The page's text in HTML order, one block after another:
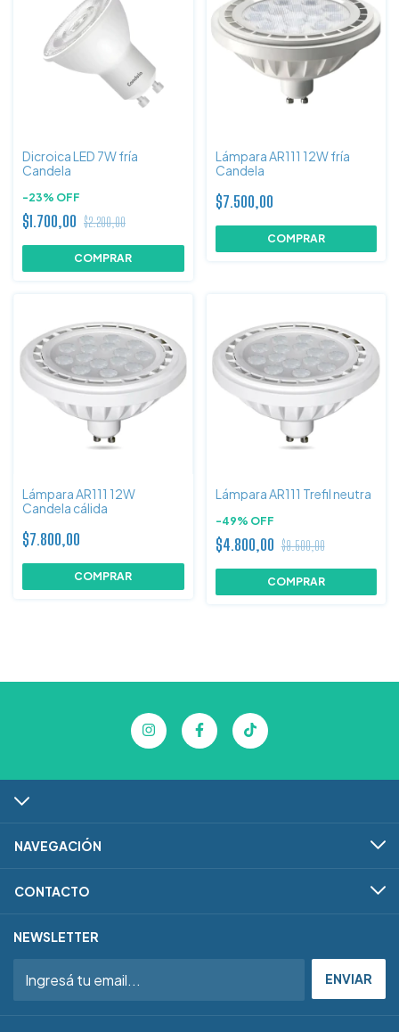
Dicroica LED 7W fría
Candela
-23% OFF
$1.700,00 $2.200,00
Lámpara AR111 12W fría
Candela
$7.500,00
Lámpara AR111 12W
Candela cálida
$7.800,00
Lámpara AR111 Trefil neutra
-49% OFF
$4.800,00 $9.500,00
NAVEGACIÓN
CONTACTO
NEWSLETTER